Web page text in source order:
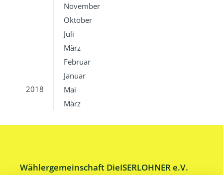
November
Oktober
Juli
März
Februar
Januar
2018
Mai
März
Wählergemeinschaft DieISERLOHNER e.V.